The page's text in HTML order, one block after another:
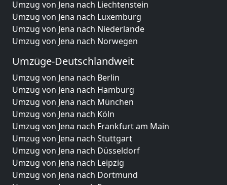
Umzug von Jena nach Liechtenstein
Umzug von Jena nach Luxemburg
Umzug von Jena nach Niederlande
Umzug von Jena nach Norwegen
Umzüge-Deutschlandweit
Umzug von Jena nach Berlin
Umzug von Jena nach Hamburg
Umzug von Jena nach München
Umzug von Jena nach Köln
Umzug von Jena nach Frankfurt am Main
Umzug von Jena nach Stuttgart
Umzug von Jena nach Düsseldorf
Umzug von Jena nach Leipzig
Umzug von Jena nach Dortmund